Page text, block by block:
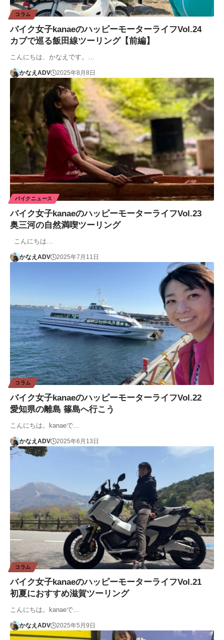
コラム
バイク女子kanaeのハッピーモーターライフVol.24
カブで巡る飯田線ツーリング【前編】
こんにちは、かなえです。…
かなえADV 2025年8月8日
バイクニュース
バイク女子kanaeのハッピーモーターライフVol.23
奥三河の自然満喫ツーリング
こんにちは…
かなえADV 2025年7月11日
コラム
バイク女子kanaeのハッピーモーターライフVol.22
愛知県の離島 篠島へ行こう
こんにちは。kanaeで…
かなえADV 2025年6月13日
コラム
バイク女子kanaeのハッピーモーターライフVol.21
初夏におすすめ滋賀ツーリング
こんにちは。kanaeで…
かなえADV 2025年5月9日